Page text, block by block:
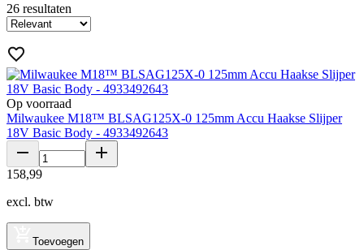
26 resultaten
Op voorraad
Milwaukee M18™ BLSAG125X-0 125mm Accu Haakse Slijper
18V Basic Body - 4933492643
158,99
excl. btw
Toevoegen